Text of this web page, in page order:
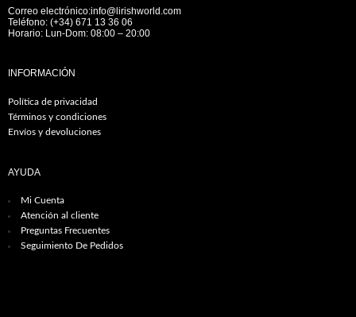
Correo electrónico:info@lirishworld.com
Teléfono: (+34) 671 13 36 06
Horario: Lun-Dom: 08:00 – 20:00
INFORMACIÓN
Política de privacidad
Términos y condiciones
Envíos y devoluciones
AYUDA
Mi Cuenta
Atención al cliente
Preguntas Frecuentes
Seguimiento De Pedidos